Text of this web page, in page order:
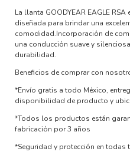
La llanta GOODYEAR EAGLE
diseñada para brindar una
comodidad.Incorporación de
una conducción suave y
durabilidad.
Beneficios de comprar con
*Envío gratis a todo México,
disponibilidad de producto y
*Todos los productos están
fabricación por 3 años
*Seguridad y protección en todas